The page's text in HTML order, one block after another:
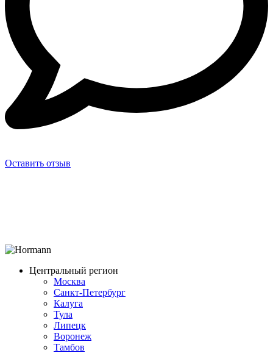
Оставить отзыв
Центральный регион
Москва
Санкт-Петербург
Калуга
Тула
Липецк
Воронеж
Тамбов